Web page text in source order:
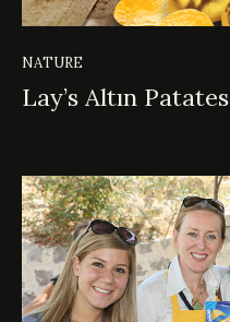
NATURE
Lay’s Altın Patates